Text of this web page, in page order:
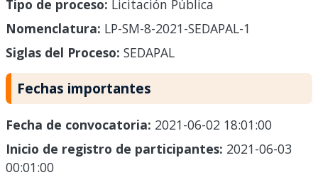
Tipo de proceso: Licitación Pública
Nomenclatura: LP-SM-8-2021-SEDAPAL-1
Siglas del Proceso: SEDAPAL
Fechas importantes
Fecha de convocatoria: 2021-06-02 18:01:00
Inicio de registro de participantes: 2021-06-03
00:01:00